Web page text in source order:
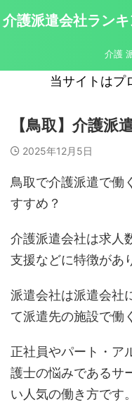
介護派遣会社ラン
介護
当サイトはプ
【鳥取】介護派
2025年12月5日
鳥取で介護派遣で働
すすめ？
介護派遣会社は求人
支援などに特徴があ
派遣会社は派遣会社
て派遣先の施設で働
正社員やパート・ア
護士の悩みであるサ
い人気の働き方です。